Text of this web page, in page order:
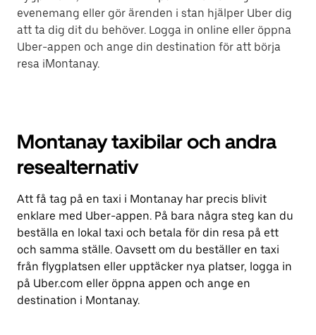
evenemang eller gör ärenden i stan hjälper Uber dig
att ta dig dit du behöver. Logga in online eller öppna
Uber-appen och ange din destination för att börja
resa iMontanay.
Montanay taxibilar och andra
resealternativ
Att få tag på en taxi i Montanay har precis blivit
enklare med Uber-appen. På bara några steg kan du
beställa en lokal taxi och betala för din resa på ett
och samma ställe. Oavsett om du beställer en taxi
från flygplatsen eller upptäcker nya platser, logga in
på Uber.com eller öppna appen och ange en
destination i Montanay.